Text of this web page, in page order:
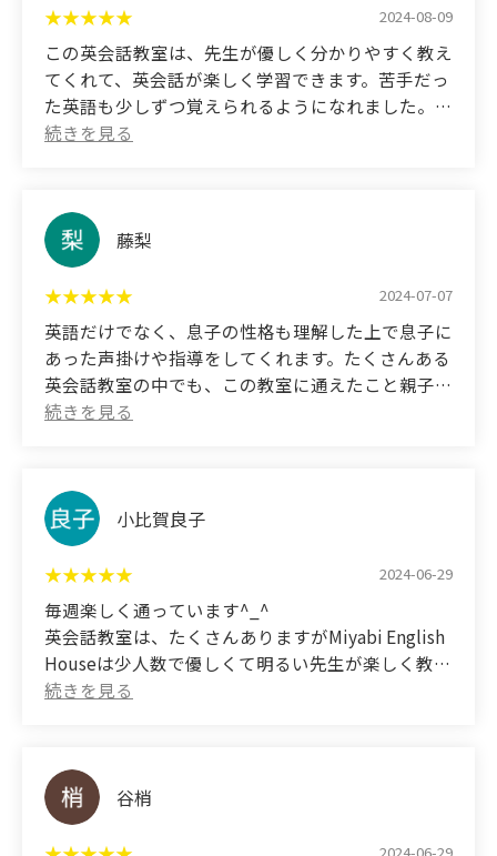
I have been attending this English conversation
class since May of my third year of elementary
school.
According to my child, the teacher is kind and the
class seems fun.
Even at home and in the car, I play English teaching
I'm glad that they seem to be able to learn with
great enthusiasm and without much stress.
2024-08-09
この英会話教室は、先生が優しく分かりやすく教え
てくれて、英会話が楽しく学習できます。苦手だっ
た英語も少しずつ覚えられるようになれました。ご
ほうびを用意してくれているため、さらに頑張るこ
(Translated by Google)
In this English conversation class, the teachers
teach in a kind and easy-to-understand manner,
making learning English conversation fun. Little by
little, I was able to remember English, which I was
not good at. You will be encouraged to work harder
because you will receive a reward. Thank you for
your continued support!
藤梨
2024-07-07
英語だけでなく、息子の性格も理解した上で息子に
あった声掛けや指導をしてくれます。たくさんある
英会話教室の中でも、この教室に通えたこと親子
共々喜んでます。いつもありがとございます。
Not only does the teacher teach English, but they
also understand my son's personality and provide
appropriate encouragement and guidance. Of all
the English conversation schools out there, both
my son and I are very happy that we were able to
attend this one. Thank you as always.
小比賀良子
2024-06-29
毎週楽しく通っています^_^
英会話教室は、たくさんありますがMiyabi English
Houseは少人数で優しくて明るい先生が楽しく教え
てくれます。
Miyabi English Houseに出会えて良かったです♡♡
(Translated by Google)
I enjoy going every week. ^_^
谷梢